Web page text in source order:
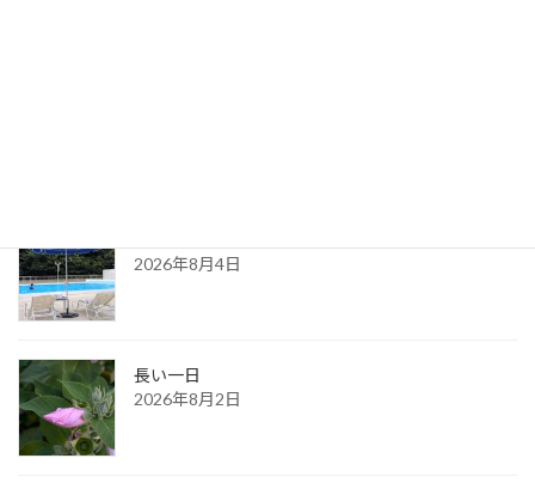
2026年8月4日
長い一日
2026年8月2日